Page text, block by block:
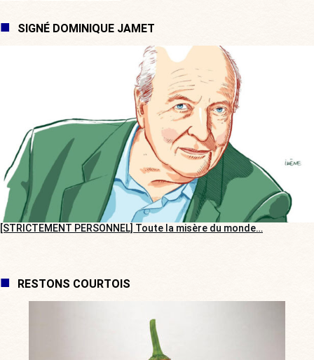
SIGNÉ DOMINIQUE JAMET
[STRICTEMENT PERSONNEL] Toute la misère du monde…
RESTONS COURTOIS